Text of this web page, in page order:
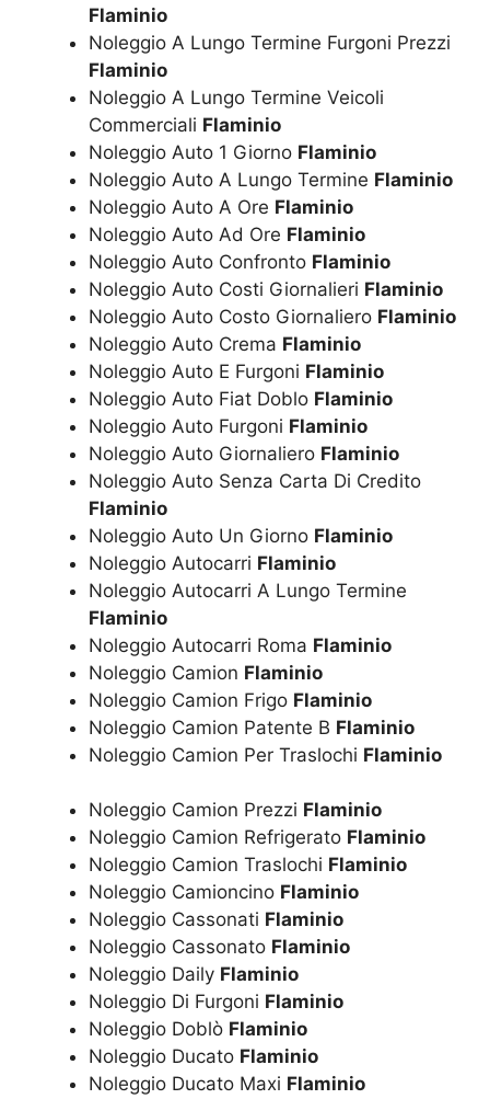
Flaminio
Noleggio A Lungo Termine Furgoni Prezzi
Flaminio
Noleggio A Lungo Termine Veicoli
Commerciali Flaminio
Noleggio Auto 1 Giorno Flaminio
Noleggio Auto A Lungo Termine Flaminio
Noleggio Auto A Ore Flaminio
Noleggio Auto Ad Ore Flaminio
Noleggio Auto Confronto Flaminio
Noleggio Auto Costi Giornalieri Flaminio
Noleggio Auto Costo Giornaliero Flaminio
Noleggio Auto Crema Flaminio
Noleggio Auto E Furgoni Flaminio
Noleggio Auto Fiat Doblo Flaminio
Noleggio Auto Furgoni Flaminio
Noleggio Auto Giornaliero Flaminio
Noleggio Auto Senza Carta Di Credito
Flaminio
Noleggio Auto Un Giorno Flaminio
Noleggio Autocarri Flaminio
Noleggio Autocarri A Lungo Termine
Flaminio
Noleggio Autocarri Roma Flaminio
Noleggio Camion Flaminio
Noleggio Camion Frigo Flaminio
Noleggio Camion Patente B Flaminio
Noleggio Camion Per Traslochi Flaminio
Noleggio Camion Prezzi Flaminio
Noleggio Camion Refrigerato Flaminio
Noleggio Camion Traslochi Flaminio
Noleggio Camioncino Flaminio
Noleggio Cassonati Flaminio
Noleggio Cassonato Flaminio
Noleggio Daily Flaminio
Noleggio Di Furgoni Flaminio
Noleggio Doblò Flaminio
Noleggio Ducato Flaminio
Noleggio Ducato Maxi Flaminio